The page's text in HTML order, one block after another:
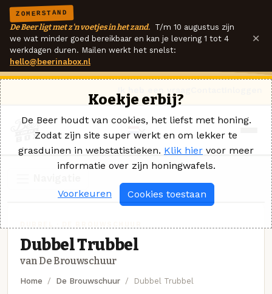
ZOMERSTAND
De Beer ligt met z'n voetjes in het zand. T/m 10 augustus zijn
we wat minder goed bereikbaar en kan je levering 1 tot 4
werkdagen duren. Mailen werkt het snelst:
hello@beerinabox.nl
×
Dubbel Trubbel
van De Brouwschuur
Home De Brouwschuur Dubbel Trubbel
Koekje erbij?
De Beer houdt van cookies, het liefst met honing.
Zodat zijn site super werkt en om lekker te
grasduinen in webstatistieken. Klik hier voor meer
informatie over zijn honingwafels.
Voorkeuren Cookies toestaan